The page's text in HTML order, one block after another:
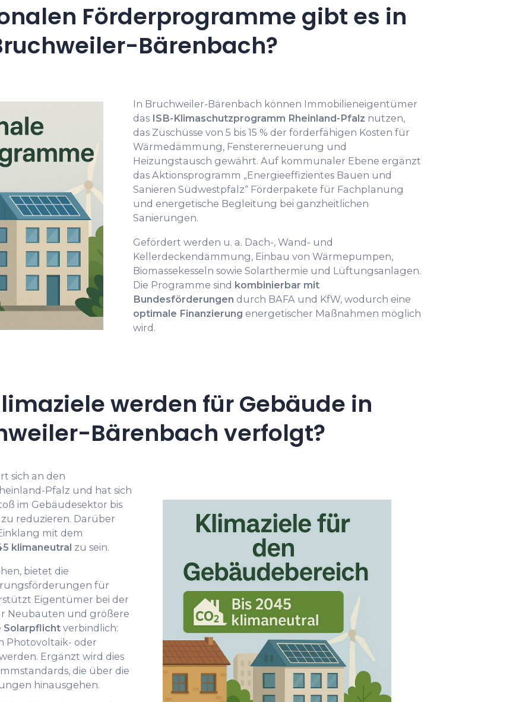
Förderprogramme gibt es in
Bärenbach?
In Bruchweiler-Bärenbach können Immobilieneigentümer
das ISB-Klimaschutzprogramm Rheinland-Pfalz nutzen,
das Zuschüsse von 5 bis 15 % der förderfähigen Kosten für
Wärmedämmung, Fenstererneuerung und
Heizungstausch gewährt. Auf kommunaler Ebene ergänzt
das Aktionsprogramm „Energieeffizientes Bauen und
Sanieren Südwestpfalz“ Förderpakete für Fachplanung
und energetische Begleitung bei ganzheitlichen
Sanierungen.
Gefördert werden u. a. Dach-, Wand- und
Kellerdeckendämmung, Einbau von Wärmepumpen,
Biomassekesseln sowie Solarthermie und Lüftungsanlagen.
Die Programme sind kombinierbar mit
Bundesförderungen durch BAFA und KfW, wodurch eine
optimale Finanzierung energetischer Maßnahmen möglich
wird.
werden für Gebäude in
Bärenbach verfolgt?
sich an den
Pfalz und hat sich
im Gebäudesektor bis
reduzieren. Darüber
mit dem
klimaneutral zu sein.
bietet die
für
Eigentümer bei der
Neubauten und größere
Solarpflicht verbindlich:
Photovoltaik- oder
Ergänzt wird dies
die über die
hinausgehen.